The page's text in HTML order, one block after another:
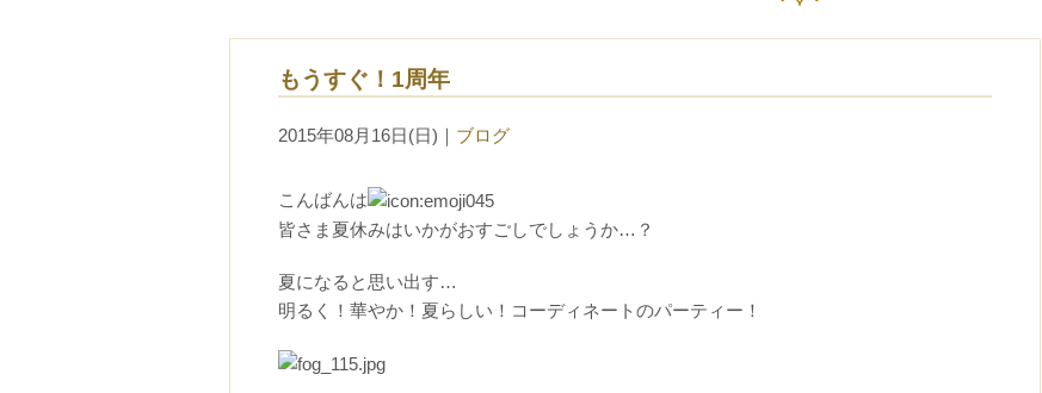
もうすぐ！1周年
2015年08月16日(日) ｜ ブログ
こんばんは
皆さま夏休みはいかがおすごしでしょうか…？
夏になると思い出す…
明るく！華やか！夏らしい！コーディネートのパーティー！